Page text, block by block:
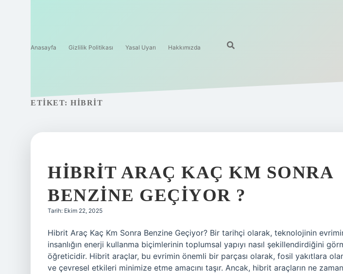
Anasayfa Gizlilik Politikası Yasal Uyarı Hakkımızda
ETIKET: HIBRIT
HIBRIT ARAÇ KAÇ KM SONRA
BENZINE GEÇIYOR ?
Tarih: Ekim 22, 2025
Hibrit Araç Kaç Km Sonra Benzine Geçiyor? Bir tarihçi olarak, teknolojinin
insanlığın enerji kullanma biçimlerinin toplumsal yapıyı nasıl şekillendirdiğini
öğreticidir. Hibrit araçlar, bu evrimin önemli bir parçası olarak, fosil yakıtlara olan
ve çevresel etkileri minimize etme amacını taşır. Ancak, hibrit araçların ne